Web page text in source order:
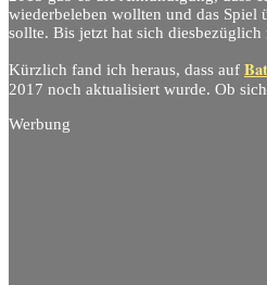
wiederbeleben wollten und das Spiel
sollte. Bis jetzt hat sich diesbezüglich
Kürzlich fand ich heraus, dass auf
2017 noch aktualisiert wurde. Ob
Werbung